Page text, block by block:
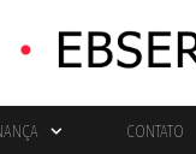
CONTATO